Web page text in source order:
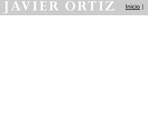
Inicio |